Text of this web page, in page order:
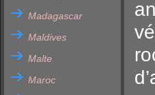
Madagascar
Maldives
Malte
Maroc